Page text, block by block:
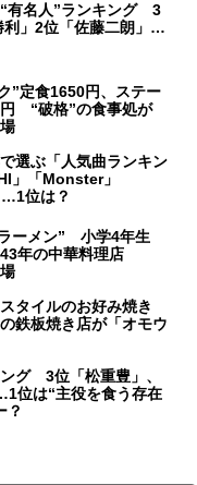
“有名人”ランキング 3
」2位「佐藤二朗」…
”定食1650円、ステー
“破格”の食事処が
選ぶ「人気曲ランキン
」「Monster」
位は？
ーメン” 小学4年生
年の中華料理店
タイルのお好み焼き
鉄板焼き店が「オモウ
ング 3位「松重豊」、
位は“主役を食う存在
？